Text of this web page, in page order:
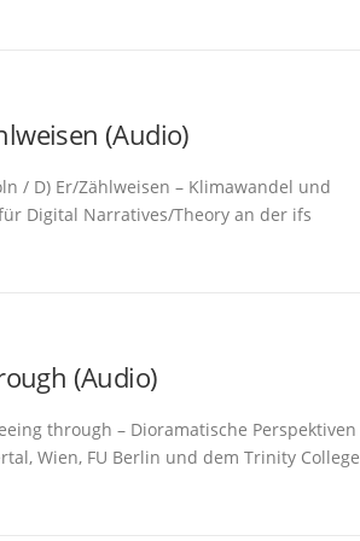
(Audio)
/ D) Er/Zählweisen – Klimawandel und
Digital Narratives/Theory an der ifs
(Audio)
through – Dioramatische Perspektiven
Wien, FU Berlin und dem Trinity College